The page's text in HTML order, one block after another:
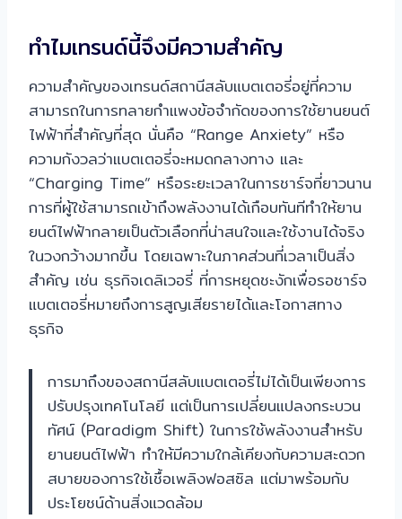
ทำไมเทรนด์นี้จึงมีความสำคัญ
ความสำคัญของเทรนด์สถานีสลับแบตเตอรี่อยู่ที่ความ
สามารถในการทลายกำแพงข้อจำกัดของการใช้ยานยนต์
ไฟฟ้าที่สำคัญที่สุด นั่นคือ “Range Anxiety” หรือ
ความกังวลว่าแบตเตอรี่จะหมดกลางทาง และ
“Charging Time” หรือระยะเวลาในการชาร์จที่ยาวนาน
การที่ผู้ใช้สามารถเข้าถึงพลังงานได้เกือบทันทีทำให้ยาน
ยนต์ไฟฟ้ากลายเป็นตัวเลือกที่น่าสนใจและใช้งานได้จริง
ในวงกว้างมากขึ้น โดยเฉพาะในภาคส่วนที่เวลาเป็นสิ่ง
สำคัญ เช่น ธุรกิจเดลิเวอรี่ ที่การหยุดชะงักเพื่อรอชาร์จ
แบตเตอรี่หมายถึงการสูญเสียรายได้และโอกาสทาง
ธุรกิจ
การมาถึงของสถานีสลับแบตเตอรี่ไม่ได้เป็นเพียงการ
ปรับปรุงเทคโนโลยี แต่เป็นการเปลี่ยนแปลงกระบวน
ทัศน์ (Paradigm Shift) ในการใช้พลังงานสำหรับ
ยานยนต์ไฟฟ้า ทำให้มีความใกล้เคียงกับความสะดวก
สบายของการใช้เชื้อเพลิงฟอสซิล แต่มาพร้อมกับ
ประโยชน์ด้านสิ่งแวดล้อม